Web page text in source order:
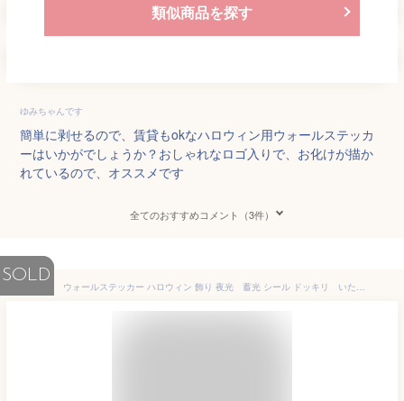
類似商品を探す
ゆみちゃんです
簡単に剥せるので、賃貸もokなハロウィン用ウォールステッカ
ーはいかがでしょうか？おしゃれなロゴ入りで、お化けが描か
れているので、オススメです
全てのおすすめコメント（3件）
SOLD
ウォールステッカー ハロウィン 飾り 夜光 蓄光 シール ドッキリ いたずら おもしろい はがせる壁紙 光を輝けるシール 怖い 恐怖 装飾 トイレ パーティグッズ おばけ コウモリ バット シンプル 十字架 クロス 星 かぼちゃ 月 魔女 かわいい 送料無料